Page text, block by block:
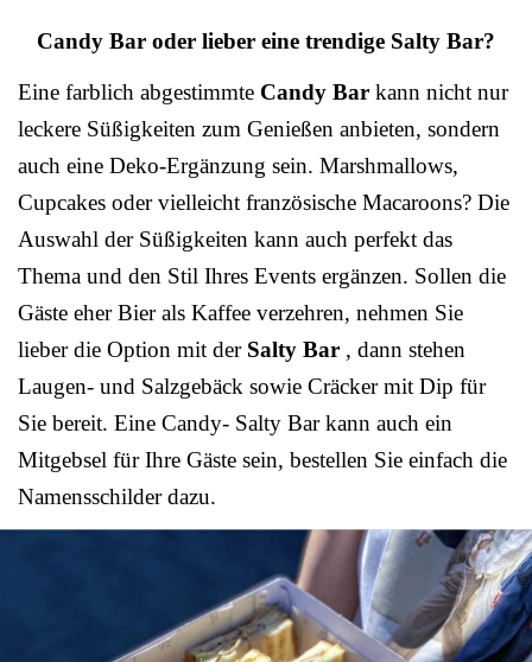
Candy Bar oder lieber eine trendige Salty Bar?
Eine farblich abgestimmte Candy Bar kann nicht nur
leckere Süßigkeiten zum Genießen anbieten, sondern
auch eine Deko-Ergänzung sein. Marshmallows,
Cupcakes oder vielleicht französische Macaroons? Die
Auswahl der Süßigkeiten kann auch perfekt das
Thema und den Stil Ihres Events ergänzen. Sollen die
Gäste eher Bier als Kaffee verzehren, nehmen Sie
lieber die Option mit derSalty Bar , dann stehen
Laugen- und Salzgebäck sowie Cräcker mit Dip für
Sie bereit. Eine Candy- Salty Bar kann auch ein
Mitgebsel für Ihre Gäste sein, bestellen Sie einfach die
Namensschilder dazu.